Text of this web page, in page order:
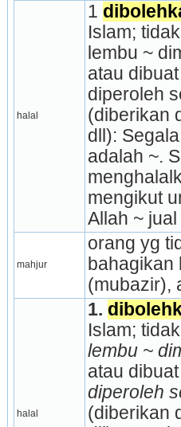
halal
1
Islam;
lembu ~
atau
diperoleh
(diberikan
dll):
adalah ~.
mengikut
Allah ~
mahjur
orang yg
bahagikan
(mubazir),
halal
1.
Islam;
lembu ~
atau
diperoleh
(diberikan